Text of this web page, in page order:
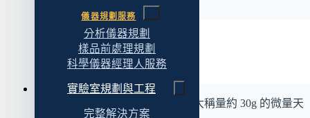
儀器規劃服務
分析儀器規劃
樣品前處理規劃
科學儀器經理人服務
實驗室規劃與工程
完整解決方案
「最小可讀值 0.001mg、最大稱量約 30g 的微量天